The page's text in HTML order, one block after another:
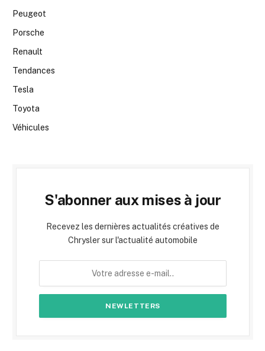
Peugeot
Porsche
Renault
Tendances
Tesla
Toyota
Véhicules
S'abonner aux mises à jour
Recevez les dernières actualités créatives de
Chrysler sur l'actualité automobile